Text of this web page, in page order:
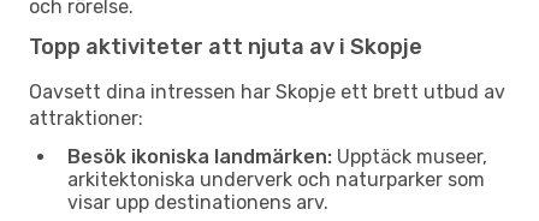
och rörelse.
Topp aktiviteter att njuta av i Skopje
Oavsett dina intressen har Skopje ett brett utbud av
attraktioner:
Besök ikoniska landmärken: Upptäck museer,
arkitektoniska underverk och naturparker som
visar upp destinationens arv.